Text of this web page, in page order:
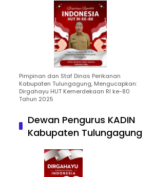
Pimpinan dan Staf Dinas Perikanan
Kabupaten Tulungagung, Mengucapkan:
Dirgahayu HUT Kemerdekaan RI ke-80
Tahun 2025
Dewan Pengurus KADIN
Kabupaten Tulungagung